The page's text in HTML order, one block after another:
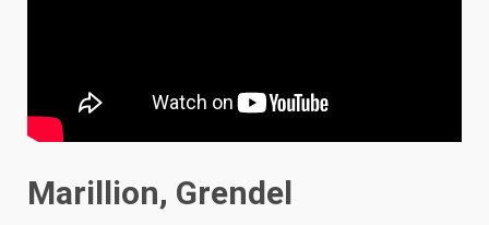
Marillion, Grendel